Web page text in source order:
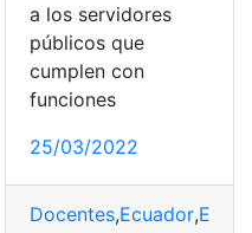
Educación,Herramientas
a los servidores
públicos que
cumplen con
funciones
25/03/2022
Docentes,Ecuador,